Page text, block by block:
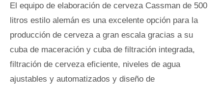
El equipo de elaboración de cerveza Cassman de 500
litros estilo alemán es una excelente opción para la
producción de cerveza a gran escala gracias a su
cuba de maceración y cuba de filtración integrada,
filtración de cerveza eficiente, niveles de agua
ajustables y automatizados y diseño de